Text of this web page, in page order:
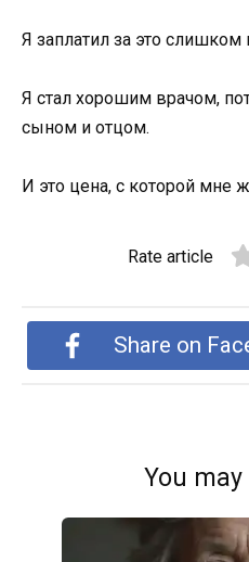
Я заплатил за это
Я стал хорошим врачом,
сыном и отцом.
И это цена, с которой мне
Rate article
Share on
You